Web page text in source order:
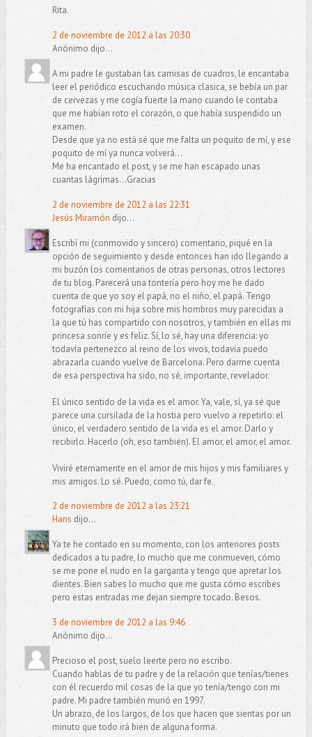
Rita.
2 de noviembre de 2012 a las 20:30
Anónimo dijo...
A mi padre le gustaban las camisas de cuadros, le encantaba
leer el periódico escuchando música clasica, se bebía un par
de cervezas y me cogía fuerte la mano cuando le contaba
que me habían roto el corazón, o que había suspendido un
examen.
Desde que ya no está sé que me falta un poquito de mí, y ese
poquito de mí ya nunca volverá...
Me ha encantado el post, y se me han escapado unas
cuantas lágrimas...Gracias
2 de noviembre de 2012 a las 22:31
Jesús Miramón dijo...
Escribí mi (conmovido y sincero) comentario, piqué en la
opción de seguimiento y desde entonces han ido llegando a
mi buzón los comentarios de otras personas, otros lectores
de tu blog. Parecerá una tontería pero hoy me he dado
cuenta de que yo soy el papá, no el niño, el papá. Tengo
fotografías con mi hija sobre mis hombros muy parecidas a
la que tú has compartido con nosotros, y también en ellas mi
princesa sonríe y es feliz. Sí, lo sé, hay una diferencia: yo
todavía pertenezco al reino de los vivos, todavía puedo
abrazarla cuando vuelve de Barcelona. Pero darme cuenta
de esa perspectiva ha sido, no sé, importante, revelador.
El único sentido de la vida es el amor. Ya, vale, sí, ya sé que
parece una cursilada de la hostia pero vuelvo a repetirlo: el
único, el verdadero sentido de la vida es el amor. Darlo y
recibirlo. Hacerlo (oh, eso también). El amor, el amor, el amor.
Viviré eternamente en el amor de mis hijos y mis familiares y
mis amigos. Lo sé. Puedo, como tú, dar fe.
2 de noviembre de 2012 a las 23:21
Hans dijo...
Ya te he contado en su momento, con los anteriores posts
dedicados a tu padre, lo mucho que me conmueven, cómo
se me pone el nudo en la garganta y tengo que apretar los
dientes. Bien sabes lo mucho que me gusta cómo escribes
pero estas entradas me dejan siempre tocado. Besos.
3 de noviembre de 2012 a las 9:46
Anónimo dijo...
Precioso el post, suelo leerte pero no escribo.
Cuando hablas de tu padre y de la relación que tenías/tienes
con él recuerdo mil cosas de la que yo tenía/tengo con mi
padre. Mi padre también murió en 1997.
Un abrazo, de los largos, de los que hacen que sientas por un
minuto que todo irá bien de alguna forma.